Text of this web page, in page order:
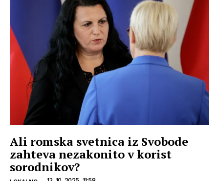
Ali romska svetnica iz Svobode
zahteva nezakonito v korist
sorodnikov?